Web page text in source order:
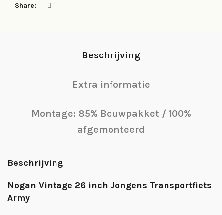
Share
Beschrijving
Extra informatie
Montage: 85% Bouwpakket / 100%
afgemonteerd
Beschrijving
Nogan Vintage 26 inch Jongens Transportfiets
Army